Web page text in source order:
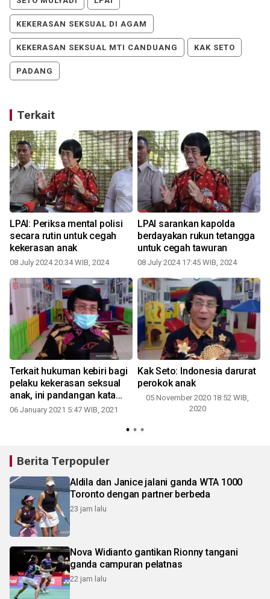
KEKERASAN SEKSUAL DI AGAM
KEKERASAN SEKSUAL MTI CANDUANG KAK SETO
PADANG
Terkait
LPAI: Periksa mental polisi
secara rutin untuk cegah
kekerasan anak
08 July 2024 20:34 WIB, 2024
LPAI sarankan kapolda
berdayakan rukun tetangga
untuk cegah tawuran
08 July 2024 17:45 WIB, 2024
Terkait hukuman kebiri bagi
pelaku kekerasan seksual
anak, ini pandangan kata
Kak Seto
06 January 2021 5:47 WIB, 2021
Kak Seto: Indonesia darurat
perokok anak
05 November 2020 18:52 WIB,
2020
Berita Terpopuler
Aldila dan Janice jalani ganda WTA 1000
Toronto dengan partner berbeda
23 jam lalu
Nova Widianto gantikan Rionny tangani
ganda campuran pelatnas
22 jam lalu